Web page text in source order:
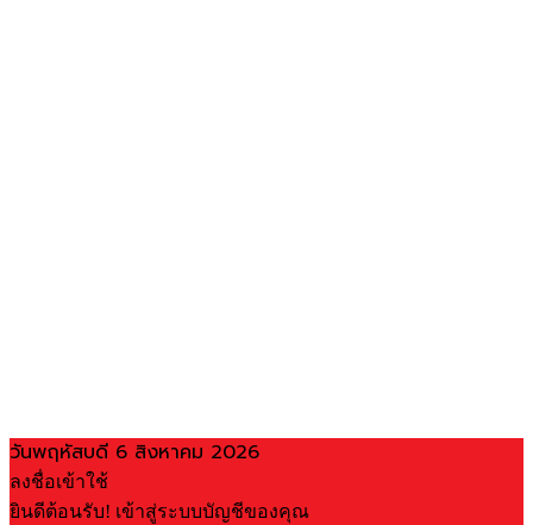
วันพฤหัสบดี 6 สิงหาคม 2026
ลงชื่อเข้าใช้
ยินดีต้อนรับ! เข้าสู่ระบบบัญชีของคุณ